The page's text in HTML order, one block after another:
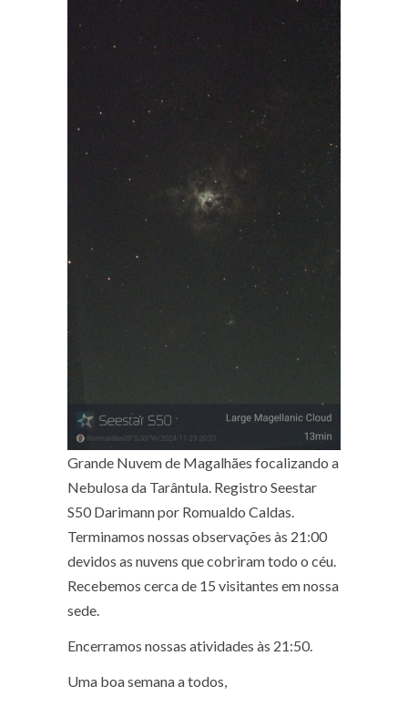
Grande Nuvem de Magalhães focalizando a
Nebulosa da Tarântula. Registro Seestar
S50 Darimann por Romualdo Caldas.
Terminamos nossas observações às 21:00
devidos as nuvens que cobriram todo o céu.
Recebemos cerca de 15 visitantes em nossa
sede.
Encerramos nossas atividades às 21:50.
Uma boa semana a todos,